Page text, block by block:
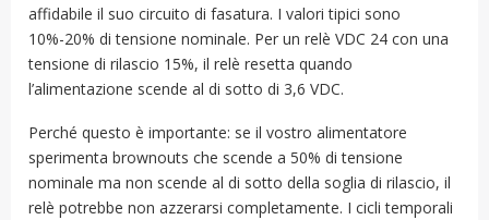
affidabile il suo circuito di fasatura. I valori tipici sono
10%-20% di tensione nominale. Per un relè VDC 24 con una
tensione di rilascio 15%, il relè resetta quando
l’alimentazione scende al di sotto di 3,6 VDC.
Perché questo è importante: se il vostro alimentatore
sperimenta brownouts che scende a 50% di tensione
nominale ma non scende al di sotto della soglia di rilascio, il
relè potrebbe non azzerarsi completamente. I cicli temporali